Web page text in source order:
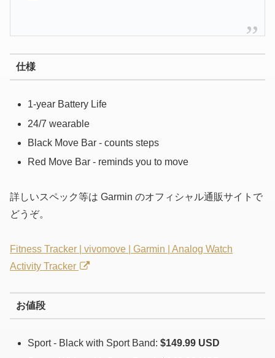
仕様
1-year Battery Life
24/7 wearable
Black Move Bar - counts steps
Red Move Bar - reminds you to move
詳しいスペック等は Garmin のオフィシャル通販サイトで
どうぞ。
Fitness Tracker | vivomove | Garmin | Analog Watch
Activity Tracker
お値段
Sport - Black with Sport Band:$149.99 USD